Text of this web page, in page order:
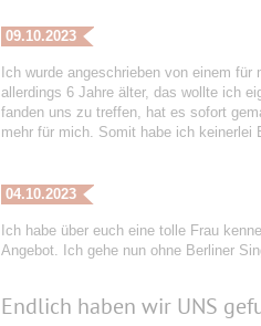
09.10.2023
Ich wurde angeschrieben von einem
allerdings 6 Jahre älter, das wollte ich
fanden uns zu treffen, hat es sofort
mehr für mich. Somit habe ich keinerlei
04.10.2023
Ich habe über euch eine tolle Frau
Angebot. Ich gehe nun ohne Berliner
Endlich haben wir UNS